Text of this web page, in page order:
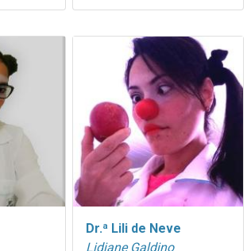
Dr.ª Lili de Neve
Lidiane Galdino